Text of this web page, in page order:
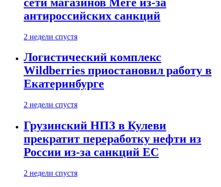
антироссийских санкций
2 недели спустя
Логистический комплекс
Wildberries приостановил работу в
Екатеринбурге
2 недели спустя
Грузинский НПЗ в Кулеви
прекратит переработку нефти из
России из-за санкций ЕС
2 недели спустя